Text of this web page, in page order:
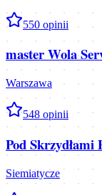
550 opinii
master Wola
Warszawa
548 opinii
Pod Skrzydłami
Siemiatycze